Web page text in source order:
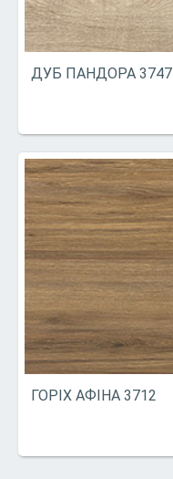
ДУБ ПАНДОРА 3747
ГОРІХ АФІНА 3712